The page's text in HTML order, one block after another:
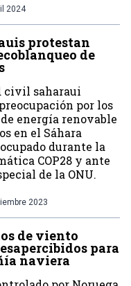
2024
protestan
de
civil saharaui
por los
energía renovable
en el Sáhara
durante la
COP28 y ante
de la ONU.
2023
de viento
para
naviera